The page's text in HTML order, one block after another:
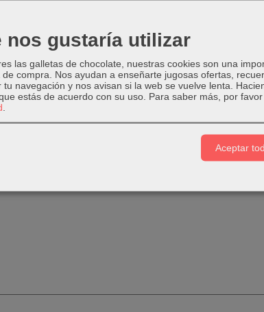
nos gustaría utilizar
las galletas de chocolate, nuestras cookies son una
compra. Nos ayudan a enseñarte jugosas ofertas,
navegación y nos avisan si la web se vuelve lenta.
estás de acuerdo con su uso. Para saber más, por favor
Aceptar